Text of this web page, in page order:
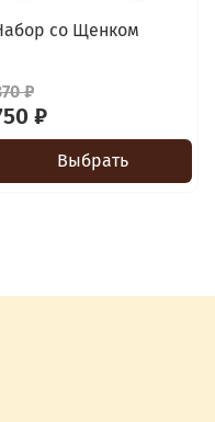
со Щенком
₽
₽
Выбрать